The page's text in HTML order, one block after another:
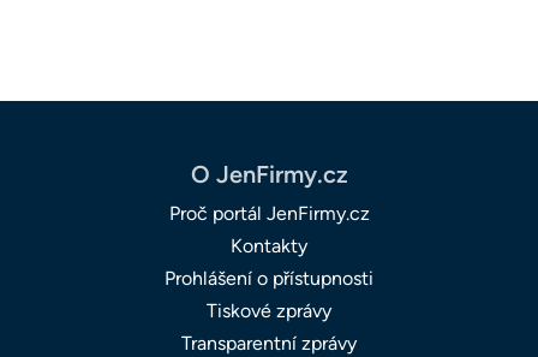
O JenFirmy.cz
Proč portál JenFirmy.cz
Kontakty
Prohlášení o přístupnosti
Tiskové zprávy
Transparentní zprávy